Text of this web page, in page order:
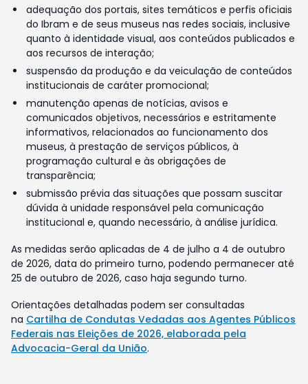
adequação dos portais, sites temáticos e perfis oficiais
do Ibram e de seus museus nas redes sociais, inclusive
quanto à identidade visual, aos conteúdos publicados e
aos recursos de interação;
suspensão da produção e da veiculação de conteúdos
institucionais de caráter promocional;
manutenção apenas de notícias, avisos e
comunicados objetivos, necessários e estritamente
informativos, relacionados ao funcionamento dos
museus, à prestação de serviços públicos, à
programação cultural e às obrigações de
transparência;
submissão prévia das situações que possam suscitar
dúvida à unidade responsável pela comunicação
institucional e, quando necessário, à análise jurídica.
As medidas serão aplicadas de 4 de julho a 4 de outubro
de 2026, data do primeiro turno, podendo permanecer até
25 de outubro de 2026, caso haja segundo turno.
Orientações detalhadas podem ser consultadas
na Cartilha de Condutas Vedadas aos Agentes Públicos
Federais nas Eleições de 2026, elaborada pela
Advocacia-Geral da União.